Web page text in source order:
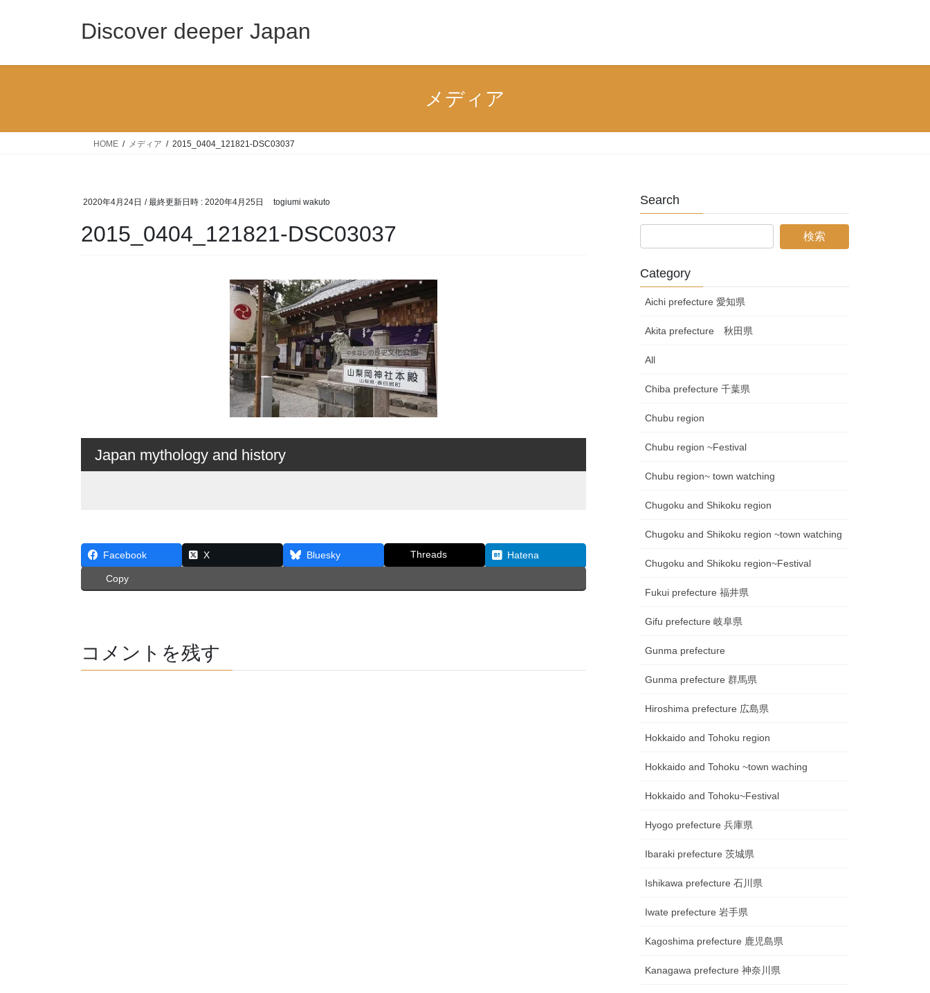
Discover deeper Japan
メディア
HOME メディア 2015_0404_121821-DSC03037
2020年4月24日 / 最終更新日時 : 2020年4月25日 togiumi wakuto
2015_0404_121821-DSC03037
Japan mythology and history
Facebook X Bluesky Threads Hatena
Copy
コメントを残す
Search
Category
Aichi prefecture 愛知県
Akita prefecture 秋田県
All
Chiba prefecture 千葉県
Chubu region
Chubu region ~Festival
Chubu region~ town watching
Chugoku and Shikoku region
Chugoku and Shikoku region ~town watching
Chugoku and Shikoku region~Festival
Fukui prefecture 福井県
Gifu prefecture 岐阜県
Gunma prefecture
Gunma prefecture 群馬県
Hiroshima prefecture 広島県
Hokkaido and Tohoku region
Hokkaido and Tohoku ~town waching
Hokkaido and Tohoku~Festival
Hyogo prefecture 兵庫県
Ibaraki prefecture 茨城県
Ishikawa prefecture 石川県
Iwate prefecture 岩手県
Kagoshima prefecture 鹿児島県
Kanagawa prefecture 神奈川県